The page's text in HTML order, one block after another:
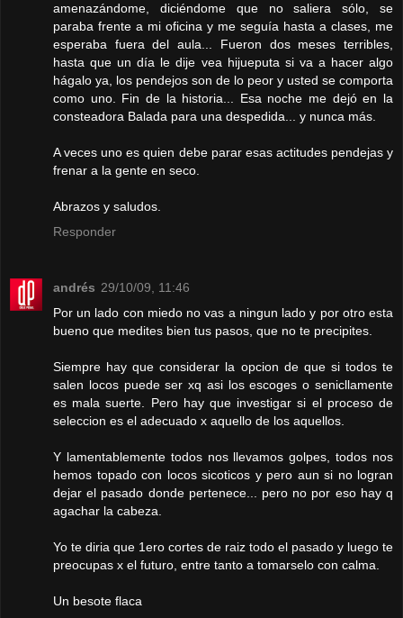
amenazándome, diciéndome que no saliera sólo, se
paraba frente a mi oficina y me seguía hasta a clases, me
esperaba fuera del aula... Fueron dos meses terribles,
hasta que un día le dije vea hijueputa si va a hacer algo
hágalo ya, los pendejos son de lo peor y usted se comporta
como uno. Fin de la historia... Esa noche me dejó en la
consteadora Balada para una despedida... y nunca más.
A veces uno es quien debe parar esas actitudes pendejas y
frenar a la gente en seco.
Abrazos y saludos.
Responder
andrés 29/10/09, 11:46
Por un lado con miedo no vas a ningun lado y por otro esta
bueno que medites bien tus pasos, que no te precipites.
Siempre hay que considerar la opcion de que si todos te
salen locos puede ser xq asi los escoges o senicllamente
es mala suerte. Pero hay que investigar si el proceso de
seleccion es el adecuado x aquello de los aquellos.
Y lamentablemente todos nos llevamos golpes, todos nos
hemos topado con locos sicoticos y pero aun si no logran
dejar el pasado donde pertenece... pero no por eso hay q
agachar la cabeza.
Yo te diria que 1ero cortes de raiz todo el pasado y luego te
preocupas x el futuro, entre tanto a tomarselo con calma.
Un besote flaca